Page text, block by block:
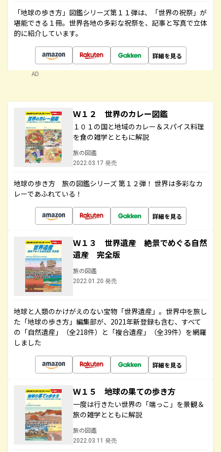
「地球の歩き方」図鑑シリーズ第１１弾は、「世界の祝祭」が
堪能できる１冊。世界各地の多彩な祝祭を、記事と写真で立体
的に紹介しています。
詳細を見る
AD
Ｗ１２ 世界のカレー図鑑
１０１の国と地域のカレー＆スパイス料理
を食の雑学とともに解説
旅の図鑑
2022.03.17 発売
地球の歩き方 旅の図鑑シリーズ 第１２弾！ 世界は多彩なカ
レーであふれている！
詳細を見る
Ｗ１３ 世界遺産 絶景でめぐる自然
遺産 完全版
旅の図鑑
2022.01.20 発売
地球と人類のかけがえのない宝物「世界遺産」。世界中を旅し
た「地球の歩き方」編集部が、2021年新登録も含む、すべて
の「自然遺産」（全218件）と「複合遺産」（全39件）を網羅
しました
詳細を見る
Ｗ１５ 地球の果ての歩き方
一度は行きたい世界の「端っこ」を景観＆
旅の雑学とともに解説
旅の図鑑
2022.03.11 発売